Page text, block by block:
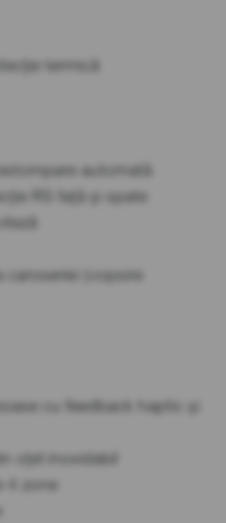
termică
automată
RS față și spate
caroseriei (vopsire
cu feedback haptic și
oțel inoxidabil
4 zone